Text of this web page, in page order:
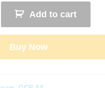
Add to cart
Buy Now